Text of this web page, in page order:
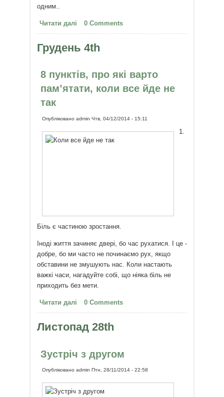
одним..
Читати далі про Короткометражка "Мовчазна
любов"
0 Comments
Грудень 4th
8 пунктів, про які варто
пам’ятати, коли все йде не
так
Опублікованоadmin Чтв, 04/12/2014 - 15:11
1.
Біль є частиною зростання.
Іноді життя зачиняє двері, бо час рухатися. І це -
добре, бо ми часто не починаємо рух, якщо
обставини не змушують нас. Коли настають
важкі часи, нагадуйте собі, що ніяка біль не
приходить без мети.
Читати далі про 8 пунктів, про які варто
пам’ятати, коли все йде не так
0 Comments
Листопад 28th
Зустріч з другом
Опублікованоadmin Птн, 28/11/2014 - 22:58